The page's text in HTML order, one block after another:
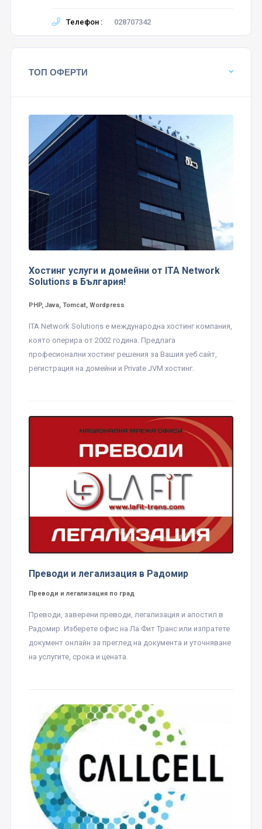
Телефон : 028707342
ТОП ОФЕРТИ
Хостинг услуги и домейни от ITA Network
Solutions в България!
PHP, Java, Tomcat, Wordpress
ITA Network Solutions е международна хостинг компания,
която оперира от 2002 година. Предлага
професионални хостинг решения за Вашия уеб сайт,
регистрация на домейни и Private JVM хостинг.
Преводи и легализация в Радомир
Преводи и легализация по град
Преводи, заверени преводи, легализация и апостил в
Радомир. Изберете офис на Ла Фит Транс или изпратете
документ онлайн за преглед на документа и уточняване
на услугите, срока и цената.